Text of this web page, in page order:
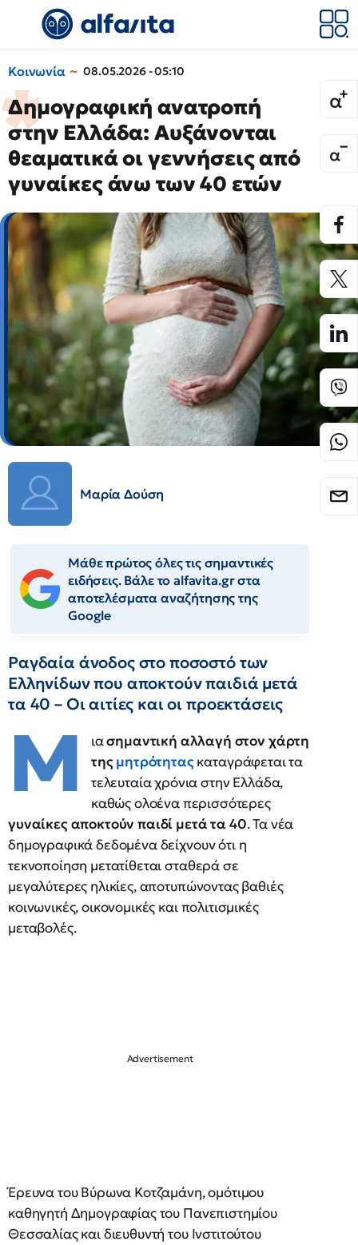
Κοινωνία 08.05.2026 - 05:10
Δημογραφική ανατροπή
στην Ελλάδα: Αυξάνονται
θεαματικά οι γεννήσεις από
γυναίκες άνω των 40 ετών
Μαρία Δούση
Μάθε πρώτος όλες τις σημαντικές
ειδήσεις. Βάλε το alfavita.gr στα
αποτελέσματα αναζήτησης της
Google
Ραγδαία άνοδος στο ποσοστό των
Ελληνίδων που αποκτούν παιδιά μετά
τα 40 – Οι αιτίες και οι προεκτάσεις
Μ ιασημαντική αλλαγή στον χάρτη
τηςμητρότηταςκαταγράφεται τα
τελευταία χρόνια στην Ελλάδα,
καθώς ολοένα περισσότερες
γυναίκες αποκτούν παιδί μετά τα 40. Τα νέα
δημογραφικά δεδομένα δείχνουν ότι η
τεκνοποίηση μετατίθεται σταθερά σε
μεγαλύτερες ηλικίες, αποτυπώνοντας βαθιές
κοινωνικές, οικονομικές και πολιτισμικές
μεταβολές.
Έρευνα του Βύρωνα Κοτζαμάνη, ομότιμου
καθηγητή Δημογραφίας του Πανεπιστημίου
Θεσσαλίας και διευθυντή του Ινστιτούτου